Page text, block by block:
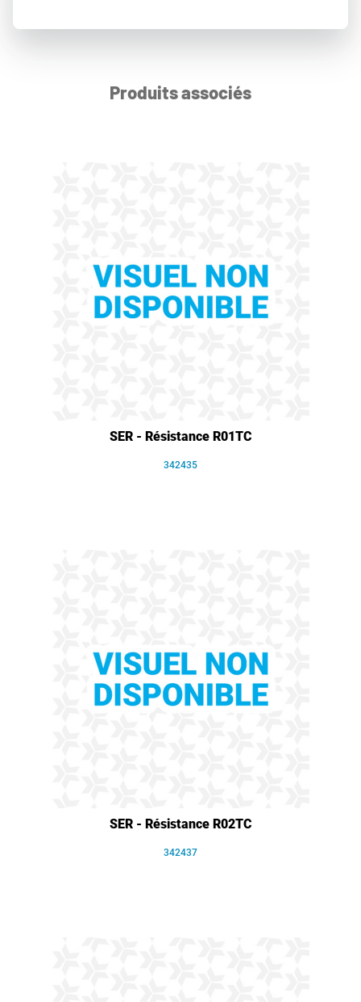
Produits associés
SER - Résistance R01TC
342435
SER - Résistance R02TC
342437